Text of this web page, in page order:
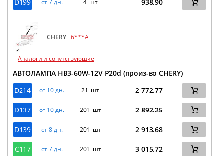
D199 от 7 дн. 4 шт 938.90
CHERY 6***A
Аналоги и сопутствующие
АВТОЛАМПА HB3-60W-12V P20d (произ-во CHERY)
D214
от 10 дн. 21 шт 2 772.77
D137 от 10 дн. 201 шт 2 892.25
D139 от 8 дн. 201 шт 2 913.68
C117 от 7 дн. 201 шт 3 015.72